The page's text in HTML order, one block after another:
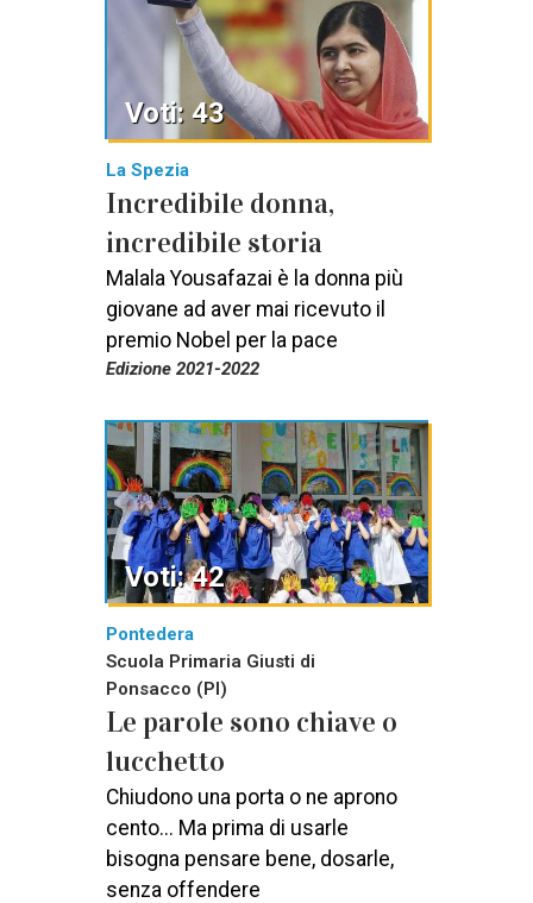
La Spezia
Incredibile donna,
incredibile storia
Malala Yousafazai è la donna più
giovane ad aver mai ricevuto il
premio Nobel per la pace
Edizione 2021-2022
Voti: 43
Pontedera
Scuola Primaria Giusti di
Ponsacco (PI)
Le parole sono chiave o
lucchetto
Chiudono una porta o ne aprono
cento... Ma prima di usarle
bisogna pensare bene, dosarle,
senza offendere
Voti: 42